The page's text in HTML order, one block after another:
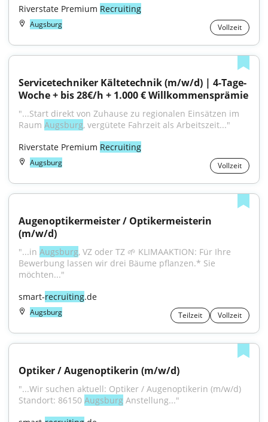
Riverstate Premium Recruiting
Augsburg Vollzeit
Servicetechniker Kältetechnik (m/w/d) | 4-Tage-
Woche + bis 28€/h + 1.000 € Willkommensprämie
"...Start direkt von Zuhause zu regionalen Einsätzen im
Raum Augsburg, vergütete Fahrzeit als Arbeitszeit..."
Riverstate Premium Recruiting
Augsburg Vollzeit
Augenoptikermeister / Optikermeisterin
(m/w/d)
"...in Augsburg, VZ oder TZ 🌱 KLIMAAKTION: Für Ihre
Bewerbung lassen wir drei Bäume pflanzen.* Sie
möchten..."
smart-recruiting.de
Augsburg Teilzeit Vollzeit
Optiker / Augenoptikerin (m/w/d)
"...Wir suchen aktuell: Optiker / Augenoptikerin (m/w/d)
Standort: 86150 Augsburg Anstellung..."